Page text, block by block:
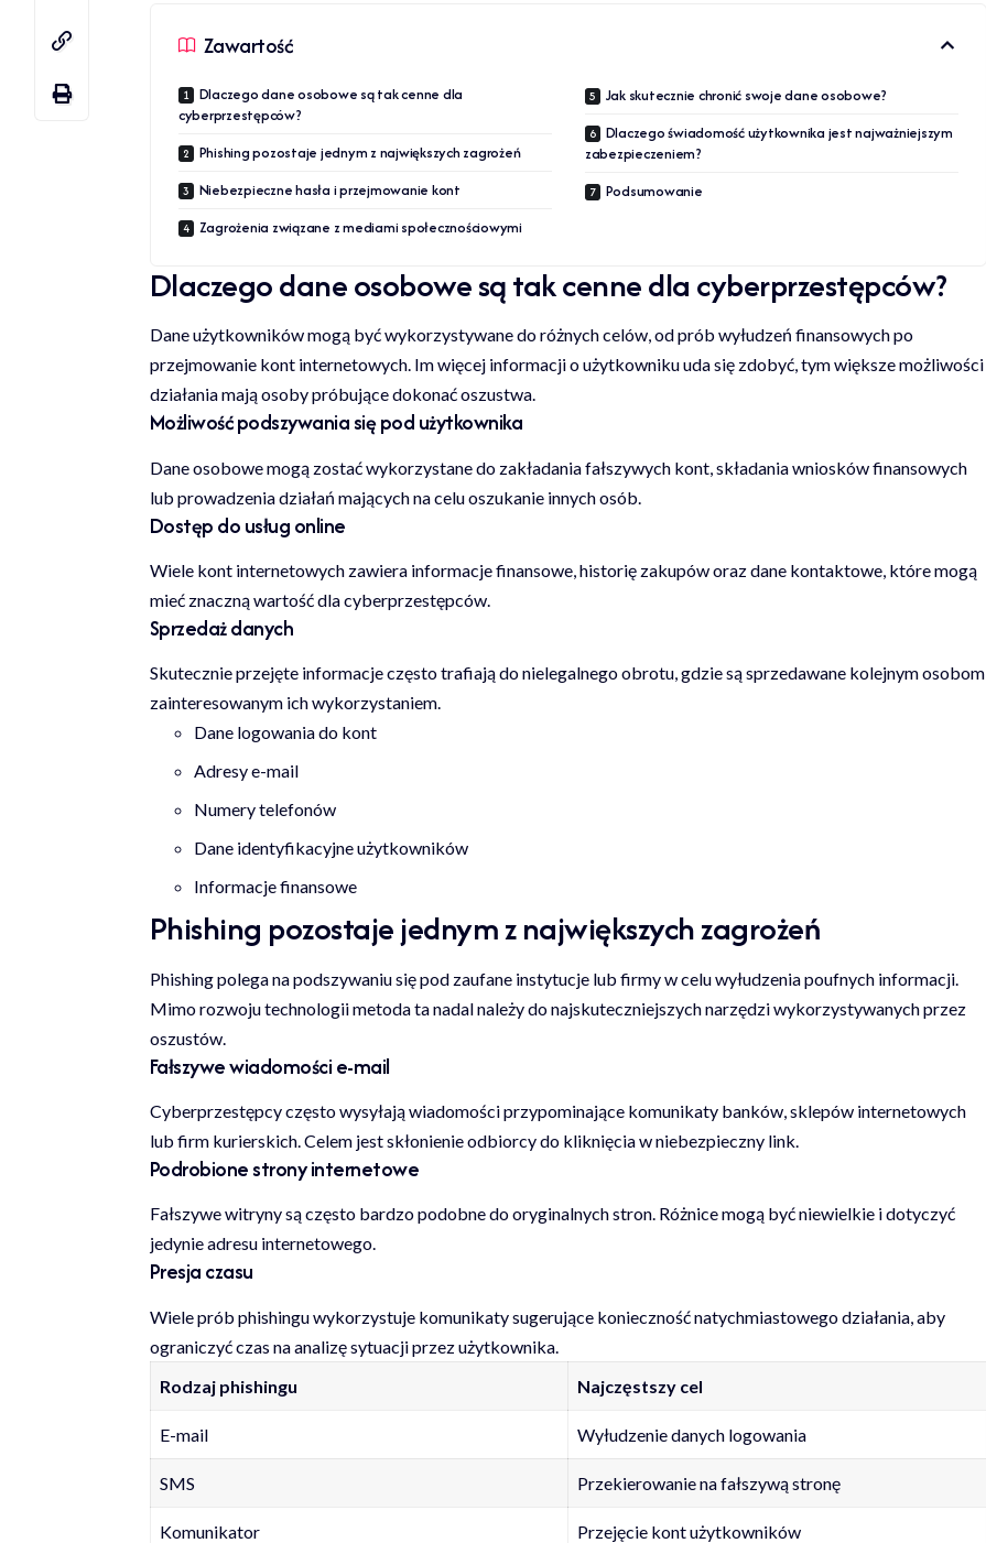
Zawartość
Dlaczego dane osobowe są tak cenne dla
cyberprzestępców?
Phishing pozostaje jednym z największych zagrożeń
Niebezpieczne hasła i przejmowanie kont
Zagrożenia związane z mediami społecznościowymi
Jak skutecznie chronić swoje dane osobowe?
Dlaczego świadomość użytkownika jest najważniejszym
zabezpieczeniem?
Podsumowanie
Dlaczego dane osobowe są tak cenne dla cyberprzestępców?
Dane użytkowników mogą być wykorzystywane do różnych celów, od prób wyłudzeń finansowych po
przejmowanie kont internetowych. Im więcej informacji o użytkowniku uda się zdobyć, tym większe możliwości
działania mają osoby próbujące dokonać oszustwa.
Możliwość podszywania się pod użytkownika
Dane osobowe mogą zostać wykorzystane do zakładania fałszywych kont, składania wniosków finansowych
lub prowadzenia działań mających na celu oszukanie innych osób.
Dostęp do usług online
Wiele kont internetowych zawiera informacje finansowe, historię zakupów oraz dane kontaktowe, które mogą
mieć znaczną wartość dla cyberprzestępców.
Sprzedaż danych
Skutecznie przejęte informacje często trafiają do nielegalnego obrotu, gdzie są sprzedawane kolejnym osobom
zainteresowanym ich wykorzystaniem.
Dane logowania do kont
Adresy e-mail
Numery telefonów
Dane identyfikacyjne użytkowników
Informacje finansowe
Phishing pozostaje jednym z największych zagrożeń
Phishing polega na podszywaniu się pod zaufane instytucje lub firmy w celu wyłudzenia poufnych informacji.
Mimo rozwoju technologii metoda ta nadal należy do najskuteczniejszych narzędzi wykorzystywanych przez
oszustów.
Fałszywe wiadomości e-mail
Cyberprzestępcy często wysyłają wiadomości przypominające komunikaty banków, sklepów internetowych
lub firm kurierskich. Celem jest skłonienie odbiorcy do kliknięcia w niebezpieczny link.
Podrobione strony internetowe
Fałszywe witryny są często bardzo podobne do oryginalnych stron. Różnice mogą być niewielkie i dotyczyć
jedynie adresu internetowego.
Presja czasu
Wiele prób phishingu wykorzystuje komunikaty sugerujące konieczność natychmiastowego działania, aby
ograniczyć czas na analizę sytuacji przez użytkownika.
Rodzaj phishingu
Najczęstszy cel
E-mail Wyłudzenie danych logowania
SMS Przekierowanie na fałszywą stronę
Komunikator Przejęcie kont użytkowników